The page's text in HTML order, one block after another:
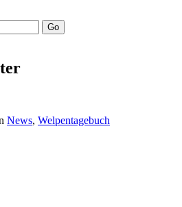
News, Welpentagebuch